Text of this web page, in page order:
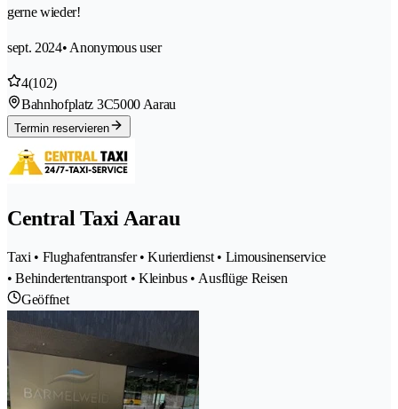
gerne wieder!
sept. 2024• Anonymous user
4(102)
Bahnhofplatz 3C5000 Aarau
Termin reservieren
Central Taxi Aarau
Taxi • Flughafentransfer • Kurierdienst • Limousinenservice
• Behindertentransport • Kleinbus • Ausflüge Reisen
Geöffnet